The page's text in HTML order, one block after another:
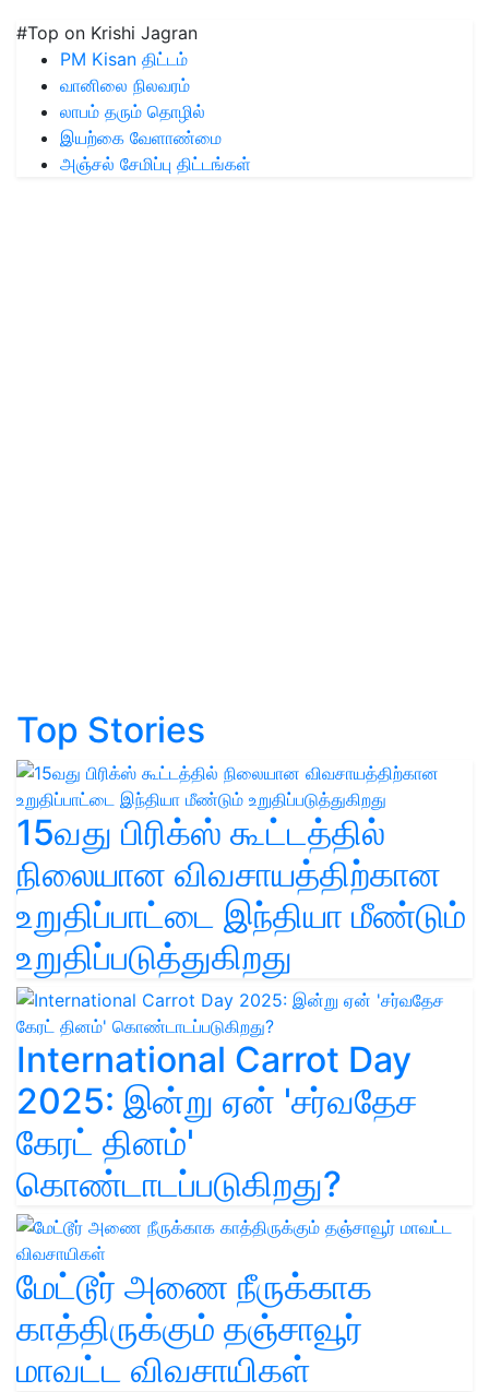
#Top on Krishi Jagran
PM Kisan திட்டம்
வானிலை நிலவரம்
லாபம் தரும் தொழில்
இயற்கை வேளாண்மை
அஞ்சல் சேமிப்பு திட்டங்கள்
Top Stories
15வது பிரிக்ஸ் கூட்டத்தில்
நிலையான விவசாயத்திற்கான
உறுதிப்பாட்டை இந்தியா மீண்டும்
உறுதிப்படுத்துகிறது
International Carrot Day
2025: இன்று ஏன் 'சர்வதேச
கேரட் தினம்'
கொண்டாடப்படுகிறது?
மேட்டூர் அணை நீருக்காக
காத்திருக்கும் தஞ்சாவூர்
மாவட்ட விவசாயிகள்